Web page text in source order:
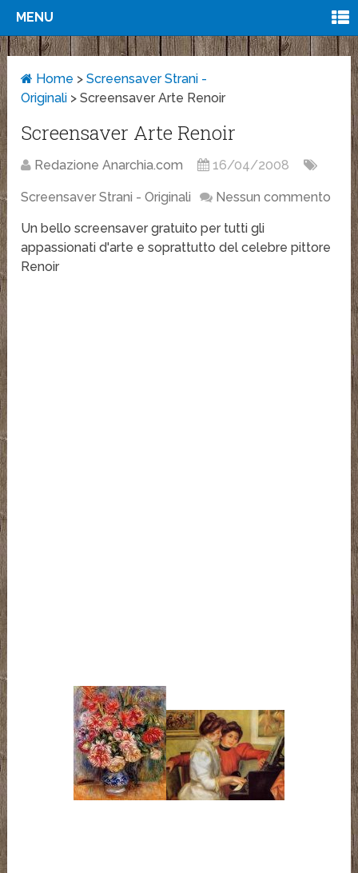
MENU
Home >Screensaver Strani -
Originali >Screensaver Arte Renoir
Screensaver Arte Renoir
Redazione Anarchia.com 16/04/2008
Screensaver Strani - Originali Nessun commento
Un bello screensaver gratuito per tutti gli
appassionati d'arte e soprattutto del celebre pittore
Renoir